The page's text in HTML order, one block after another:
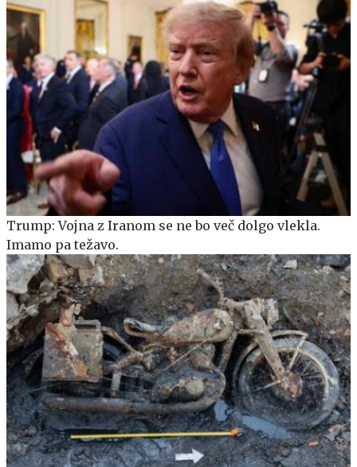
Trump: Vojna z Iranom se ne bo več dolgo vlekla.
Imamo pa težavo.